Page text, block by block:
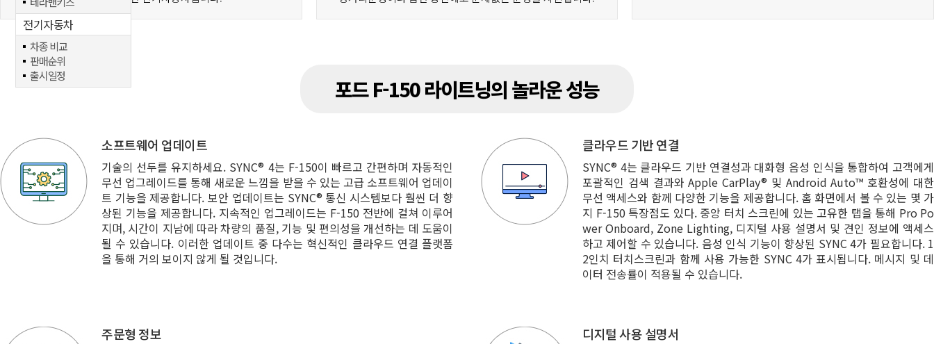
전기자동차
차종 비교
판매순위
출시일정
포드 F-150 라이트닝의 놀라운 성능
소프트웨어 업데이트
기술의 선두를 유지하세요. SYNC® 4는 F-150이 빠르고 간편하며 자동적인
무선 업그레이드를 통해 새로운 느낌을 받을 수 있는 고급 소프트웨어 업데이
트 기능을 제공합니다. 보안 업데이트는 SYNC® 통신 시스템보다 훨씬 더 향
상된 기능을 제공합니다. 지속적인 업그레이드는 F-150 전반에 걸쳐 이루어
지며, 시간이 지남에 따라 차량의 품질, 기능 및 편의성을 개선하는 데 도움이
될 수 있습니다. 이러한 업데이트 중 다수는 혁신적인 클라우드 연결 플랫폼
을 통해 거의 보이지 않게 될 것입니다.
클라우드 기반 연결
SYNC® 4는 클라우드 기반 연결성과 대화형 음성 인식을 통합하여 고객에게
포괄적인 검색 결과와 Apple CarPlay® 및 Android Auto™ 호환성에 대한
무선 액세스와 함께 다양한 기능을 제공합니다. 홈 화면에서 볼 수 있는 몇 가
지 F-150 특장점도 있다. 중앙 터치 스크린에 있는 고유한 탭을 통해 Pro Po
wer Onboard, Zone Lighting, 디지털 사용 설명서 및 견인 정보에 액세스
하고 제어할 수 있습니다. 음성 인식 기능이 향상된 SYNC 4가 필요합니다. 1
2인치 터치스크린과 함께 사용 가능한 SYNC 4가 표시됩니다. 메시지 및 데
이터 전송률이 적용될 수 있습니다.
주문형 정보 디지털 사용 설명서